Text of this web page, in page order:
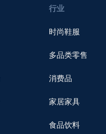
行业
时尚鞋服
多品类零售
消费品
家居家具
食品饮料